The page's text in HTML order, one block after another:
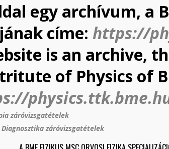
egy archívum, a
címe: https://
is an archive,
of Physics of
záróvizsgatételek
záróvizsgatételek